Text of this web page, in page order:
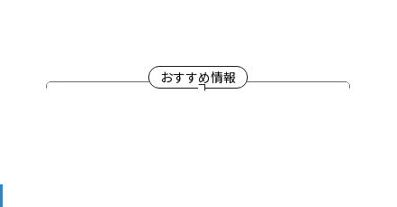
おすすめ情報